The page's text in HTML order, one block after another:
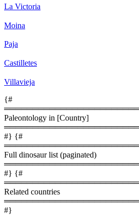
La Victoria
Moina
Paja
Castilletes
Villavieja
{#
Paleontology in [Country]
#} {#
Full dinosaur list (paginated)
#} {#
Related countries
#}